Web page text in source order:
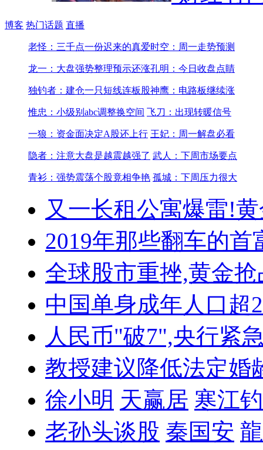
博客 热门话题 直播
老怪：三千点一份迟来的真爱时空：周一走势预测
龙一：大盘强势整理预示还涨孔明：今日收盘点睛
独钓者：建仓一只短线连板股神鹰：电路板继续涨
惟忠：小级别abc调整换空间 飞刀：出现转暖信号
一狼：资金面决定A股还上行 王妃：周一解盘必看
隐者：注意大盘是越震越强了 武人：下周市场要点
青衫：强势震荡个股竟相争艳 孤城：下周压力很大
又一长租公寓爆雷!
2019年那些翻车的首
全球股市重挫,黄金抢
中国单身成年人口超
人民币"破7",央行紧
教授建议降低法定婚
徐小明 天赢居 寒江
老孙头谈股 秦国安